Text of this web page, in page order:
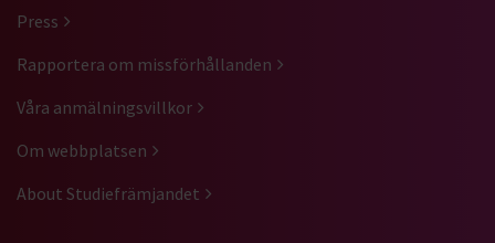
Press
Rapportera om missförhållanden
Våra anmälningsvillkor
Om webbplatsen
About Studiefrämjandet